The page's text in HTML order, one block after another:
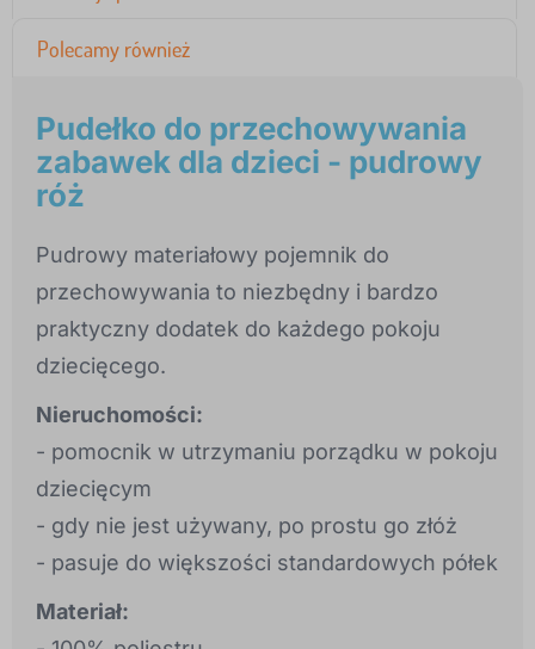
Polecamy również
Pudełko do przechowywania
zabawek dla dzieci - pudrowy
róż
Pudrowy materiałowy pojemnik do
przechowywania to niezbędny i bardzo
praktyczny dodatek do każdego pokoju
dziecięcego.
Nieruchomości:
- pomocnik w utrzymaniu porządku w pokoju
dziecięcym
- gdy nie jest używany, po prostu go złóż
- pasuje do większości standardowych półek
Materiał: